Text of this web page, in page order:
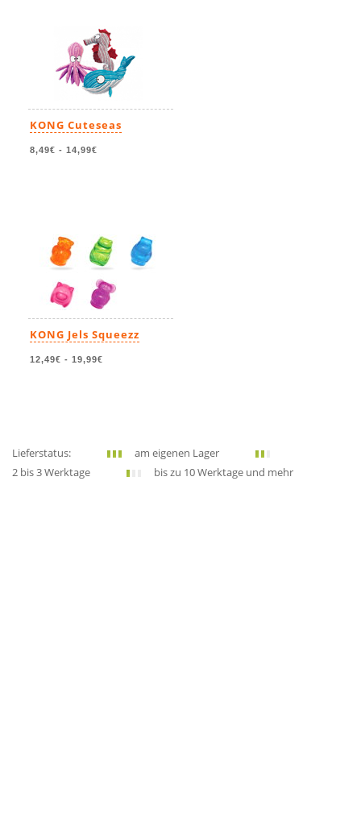
KONG Cuteseas
8,49€ - 14,99€
KONG Jels Squeezz
12,49€ - 19,99€
Lieferstatus:
am eigenen Lager
2 bis 3 Werktage
bis zu 10 Werktage und mehr